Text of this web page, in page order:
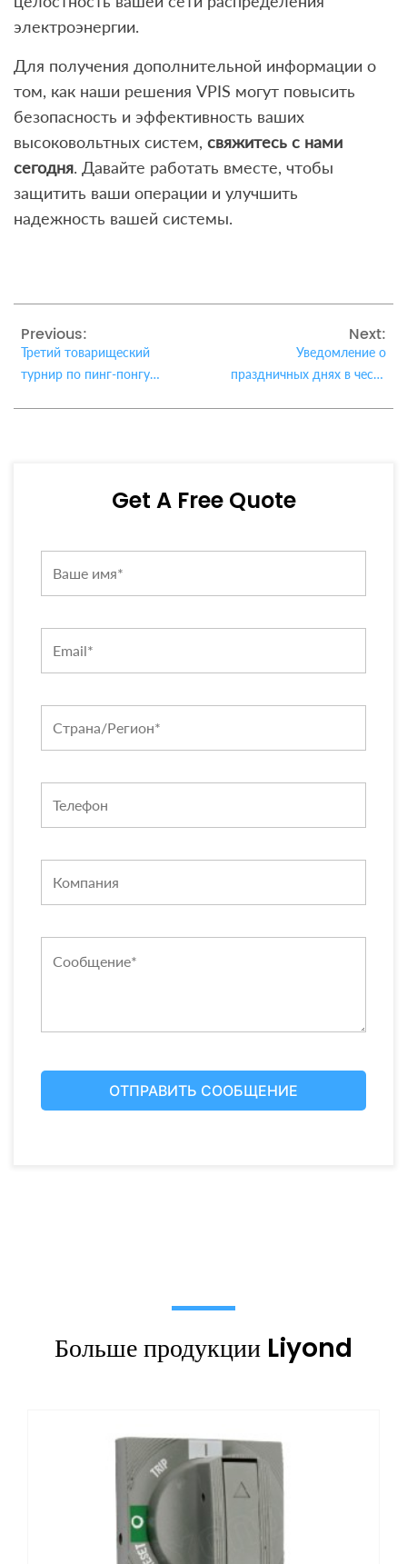
электроэнергии.
Для получения дополнительной информации о
том, как наши решения VPIS могут повысить
безопасность и эффективность ваших
высоковольтных систем, свяжитесь с нами
сегодня. Давайте работать вместе, чтобы
защитить ваши операции и улучшить
надежность вашей системы.
Previous:
Третий товарищеский
турнир по пинг-понгу
Next:
Уведомление о
праздничных днях в честь
Get A Free Quote
Больше продукции Liyond